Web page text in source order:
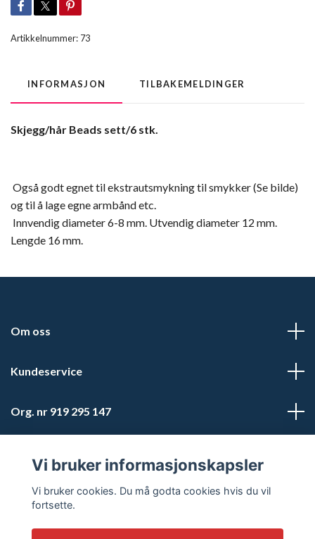
Artikkelnummer: 73
INFORMASJON TILBAKEMELDINGER
Skjegg/hår Beads sett/6 stk.
Også godt egnet til ekstrautsmykning til smykker (Se bilde)
og til å lage egne armbånd etc.
Innvendig diameter 6-8 mm. Utvendig diameter 12 mm.
Lengde 16 mm.
Om oss
Kundeservice
Org. nr 919 295 147
Vi bruker informasjonskapsler
Vi bruker cookies. Du må godta cookies hvis du vil
fortsette.